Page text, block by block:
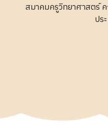
สมาคมครูวิทยาศาสตร์
ปร